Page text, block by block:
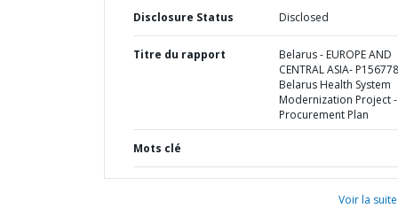
Disclosure Status Disclosed
Titre du rapport
Belarus - EUROPE AND
CENTRAL ASIA-
Belarus Health System
Modernization Project -
Procurement Plan
Mots clé
Voir la suite